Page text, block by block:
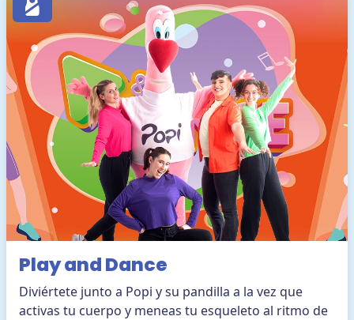
Escolares
Ayuda
ES COMPRAR ENTRADAS
TikTok Pola Park
Facebook Pola Park
Twitter/X Pola
YouTube Pola
WhatsApp
Play and Dance
Diviértete junto a Popi y su pandilla a la vez que
activas tu cuerpo y meneas tu esqueleto al ritmo de